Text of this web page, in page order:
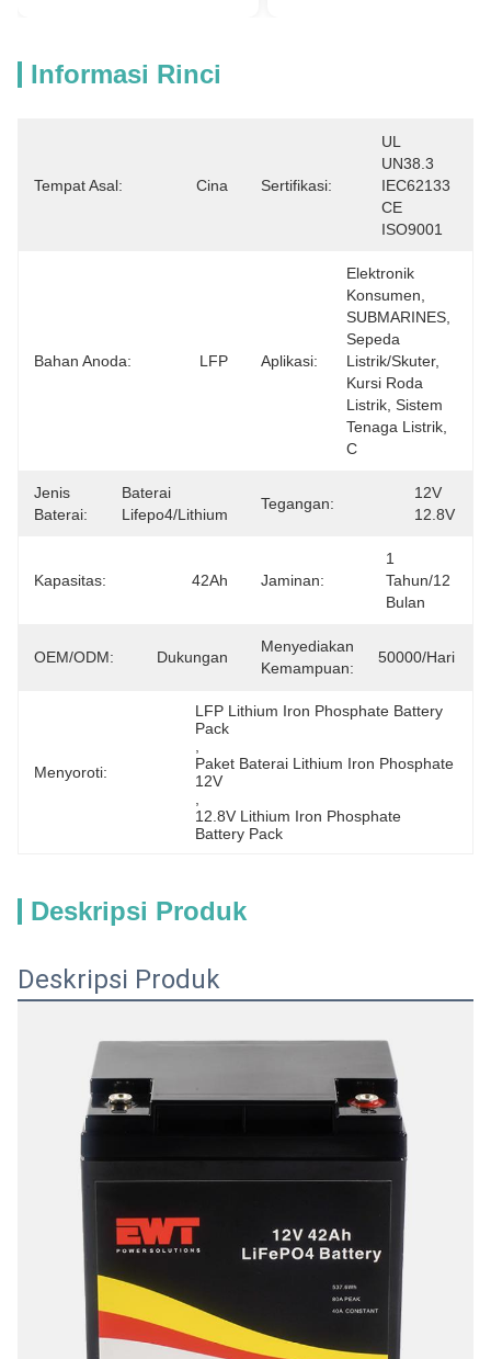
Informasi Rinci
Tempat Asal: Cina Sertifikasi:
UL
UN38.3
IEC62133
CE
ISO9001
Bahan Anoda: LFP Aplikasi:
Elektronik
Konsumen,
SUBMARINES,
Sepeda
Listrik/skuter,
Kursi Roda
Listrik, Sistem
Tenaga Listrik,
C
Jenis
Baterai:
Baterai
Lifepo4/lithium
Tegangan:
12V
12.8V
Kapasitas: 42Ah Jaminan:
1
Tahun/12
Bulan
OEM/ODM: Dukungan
Menyediakan
Kemampuan:
50000/hari
Menyoroti:
LFP Lithium Iron Phosphate Battery
Pack
Paket Baterai Lithium Iron Phosphate
12V
12.8V Lithium Iron Phosphate
Battery Pack
Deskripsi Produk
Deskripsi Produk